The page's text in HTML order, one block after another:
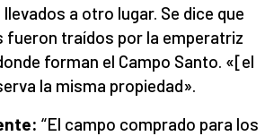
a otro lugar. Se dice que
fueron traídos por la emperatriz
forman el Campo Santo. «[el
la misma propiedad».
“El campo comprado para los